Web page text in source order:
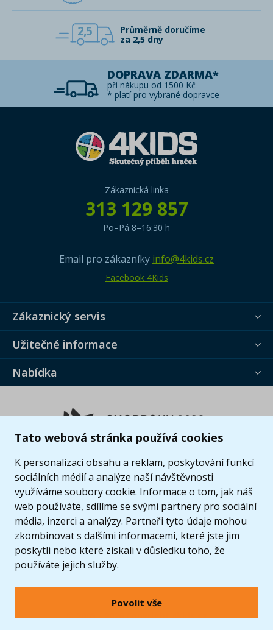
Tato webová stránka používá cookies
K personalizaci obsahu a reklam, poskytování funkcí
sociálních médií a analýze naší návštěvnosti
využíváme soubory cookie. Informace o tom, jak náš
web používáte, sdílíme se svými partnery pro sociální
média, inzerci a analýzy. Partneři tyto údaje mohou
zkombinovat s dalšími informacemi, které jste jim
poskytli nebo které získali v důsledku toho, že
používáte jejich služby.
Povolit vše
2,5
Průměrně doručíme
za 2,5 dny
DOPRAVA ZDARMA*
při nákupu od 1500 Kč
* platí pro vybrané dopravce
Zákaznická linka
313 129 857
Po–Pá 8–16:30 h
Email pro zákazníky info@4kids.cz
Facebook 4Kids
Zákaznický servis
Užitečné informace
Nabídka
© 2005 - 2026 Copyright 4kids.cz